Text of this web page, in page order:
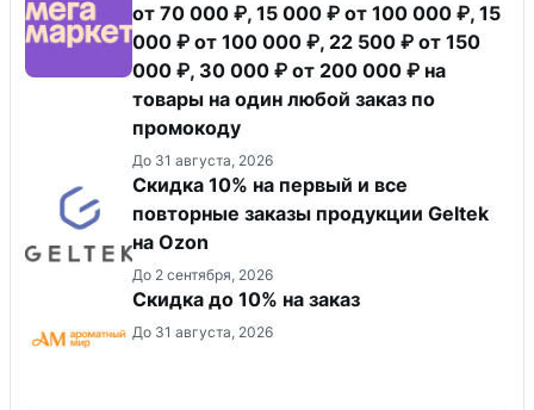
от 70 000 ₽, 15 000 ₽ от 100 000 ₽, 15
000 ₽ от 100 000 ₽, 22 500 ₽ от 150
000 ₽, 30 000 ₽ от 200 000 ₽ на
товары на один любой заказ по
промокоду
До 31 августа, 2026
Скидка 10% на первый и все
повторные заказы продукции Geltek
на Ozon
До 2 сентября, 2026
Скидка до 10% на заказ
До 31 августа, 2026